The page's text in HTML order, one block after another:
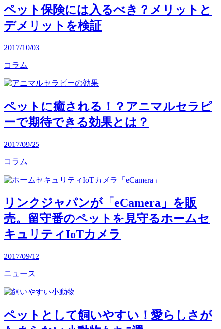
ペット保険には入るべき？メリットと
デメリットを検証
2017/10/03
コラム
ペットに癒される！？アニマルセラピ
ーで期待できる効果とは？
2017/09/25
コラム
リンクジャパンが「eCamera」を販
売。留守番のペットを見守るホームセ
キュリティIoTカメラ
2017/09/12
ニュース
ペットとして飼いやすい！愛らしさが